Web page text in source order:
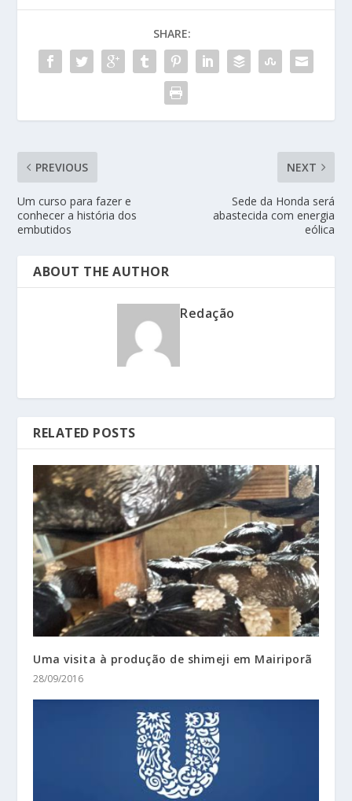
SHARE:
PREVIOUS
Um curso para fazer e
conhecer a história dos
embutidos
NEXT
Sede da Honda será
abastecida com energia
eólica
ABOUT THE AUTHOR
Redação
RELATED POSTS
Uma visita à produção de shimeji em Mairiporã
28/09/2016